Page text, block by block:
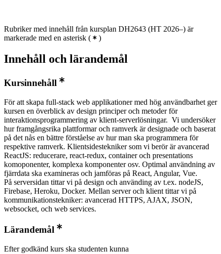
Rubriker med innehåll från kursplan DH2643 (HT 2026–) är
markerade med en asterisk ( )
Innehåll och lärandemål
Kursinnehåll
För att skapa full-stack web applikationer med hög användbarhet ger
kursen en överblick av design principer och metoder för
interaktionsprogrammering av klient-serverlösningar. Vi undersöker
hur framgångsrika plattformar och ramverk är designade och baserat
på det nås en bättre förståelse av hur man ska programmera för
respektive ramverk. Klientsidestekniker som vi berör är avancerad
ReactJS: reducerare, react-redux, container och presentations
komoponenter, komplexa komponenter osv. Optimal användning av
fjärrdata ska examineras och jamföras på React, Angular, Vue.
På serversidan tittar vi på design och använding av t.ex. nodeJS,
Firebase, Heroku, Docker. Mellan server och klient tittar vi på
kommunikationstekniker: avancerad HTTPS, AJAX, JSON,
websocket, och web services.
Lärandemål
Efter godkänd kurs ska studenten kunna